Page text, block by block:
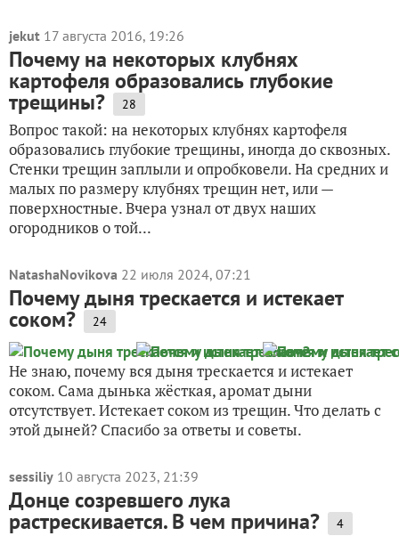
jekut 17 августа 2016, 19:26
Почему на некоторых клубнях
картофеля образовались глубокие
трещины? 28
Вопрос такой: на некоторых клубнях картофеля
образовались глубокие трещины, иногда до сквозных.
Стенки трещин заплыли и опробковели. На средних и
малых по размеру клубнях трещин нет, или —
поверхностные. Вчера узнал от двух наших
огородников о той...
NatashaNovikova 22 июля 2024, 07:21
Почему дыня трескается и истекает
соком? 24
Не знаю, почему вся дыня трескается и истекает
соком. Сама дынька жёсткая, аромат дыни
отсутствует. Истекает соком из трещин. Что делать с
этой дыней? Спасибо за ответы и советы.
sessiliy 10 августа 2023, 21:39
Донце созревшего лука
растрескивается. В чем причина? 4